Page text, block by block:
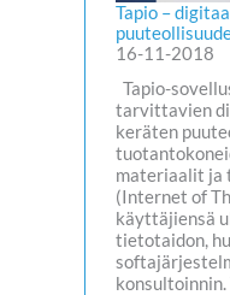
Tapio –
16-11-2018
Tapio-
tarvittavien
keräten
materiaalit ja
(Internet of
käyttäjiensä
tietotaidon,